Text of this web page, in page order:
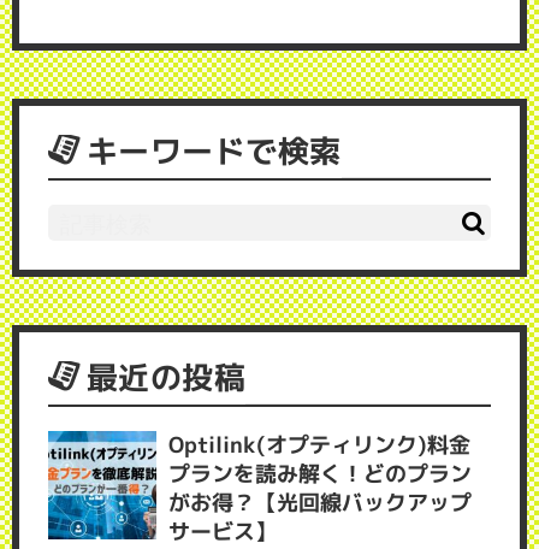
キーワードで検索
最近の投稿
Optilink(オプティリンク)料金
プランを読み解く！どのプラン
がお得？【光回線バックアップ
サービス】